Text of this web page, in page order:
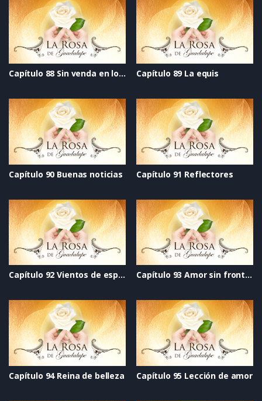
Capítulo 88 Sin venda en los ojos Capítulo 89 La equis
Capítulo 90 Buenas noticias Capítulo 91 Reflectores
Capítulo 92 Vientos de esperanza Capítulo 93 Amor sin fronteras
Capítulo 94 Reina de belleza Capítulo 95 Lección de amor